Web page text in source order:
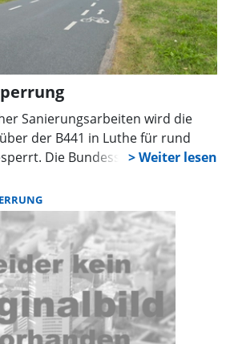
Sanierungsarbeiten wird die
über der B441 in Luthe für rund
Die Bundesstraße bleibt
ohne Einschränkungen